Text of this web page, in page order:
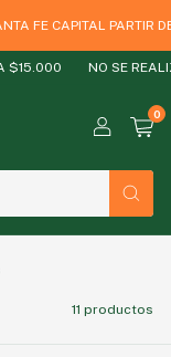
FE CAPITAL PARTIR
NO SE
0
11 productos